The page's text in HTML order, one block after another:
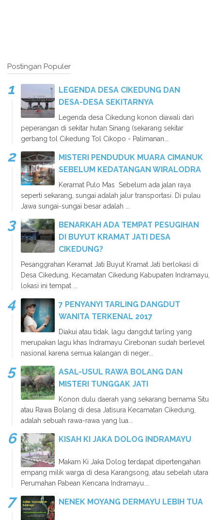
Postingan Populer
LEGENDA DESA CIKEDUNG DAN
DESA-DESA SEKITARNYA
Legenda desa Cikedung konon diawali dari
peperangan di sekitar hutan Sinang (sekarang sekitar
gerbang tol Cikedung Tol Cikopo - Palimanan...
MISTERI PENDUDUK MUARA CIMANUK
SEBELUM KEDATANGAN WIRALODRA
Keramat Pulo Mas Sebelum ada jalan raya
seperti sekarang, sungai adalah jalur transportasi. Di pulau
Jawa sungai-sungai besar adalah ...
BENARKAH ADA TEMPAT PESUGIHAN
DI BUYUT KRAMAT JATI DESA
CIKEDUNG?
Pesanggrahan Keramat Jati Buyut Kramat Jati berlokasi di
Desa Cikedung, Kecamatan Cikedung Kabupaten Indramayu,
lokasi ini tempat ...
7 PENYANYI TARLING DANGDUT
WANITA TERKENAL 2017
Diakui atau tidak, lagu dangdut tarling yang
merupakan lagu khas Indramayu Cirebonan sudah berlevel
nasional karena semua kalangan di neger...
ASAL-USUL RAWA BOLANG DAN
MISTERI TUNGGAK JATI
Konon dulu daerah yang sekarang bernama Situ
atau Rawa Bolang di desa Jatisura Kecamatan Cikedung,
adalah sebuah rawa-rawa yang lua...
KISAH KI JAKA DOLOG INDRAMAYU
Makam Ki Jaka Dolog terdapat dipertengahan
empang milik warga di desa Karangsong, atau sebelah utara
Perumahan Pabean Kencana Indramayu....
NENEK MOYANG DERMAYU LEBIH TUA